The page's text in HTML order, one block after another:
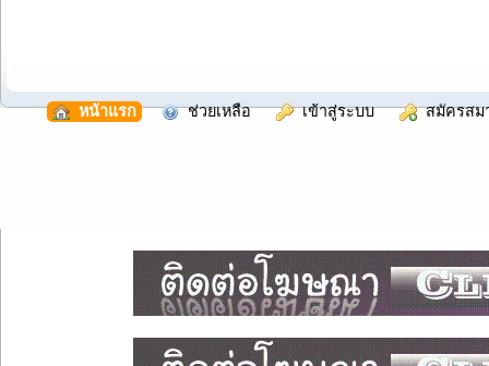
หน้าแรก ช่วยเหลือ เข้าสู่ระบบ สมัครสม